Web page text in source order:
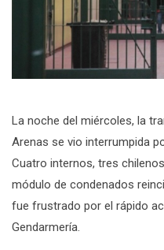
La noche del miércoles, la
Arenas se vio interrumpida
Cuatro internos, tres
módulo de condenados
fue frustrado por el rápido
Gendarmería.